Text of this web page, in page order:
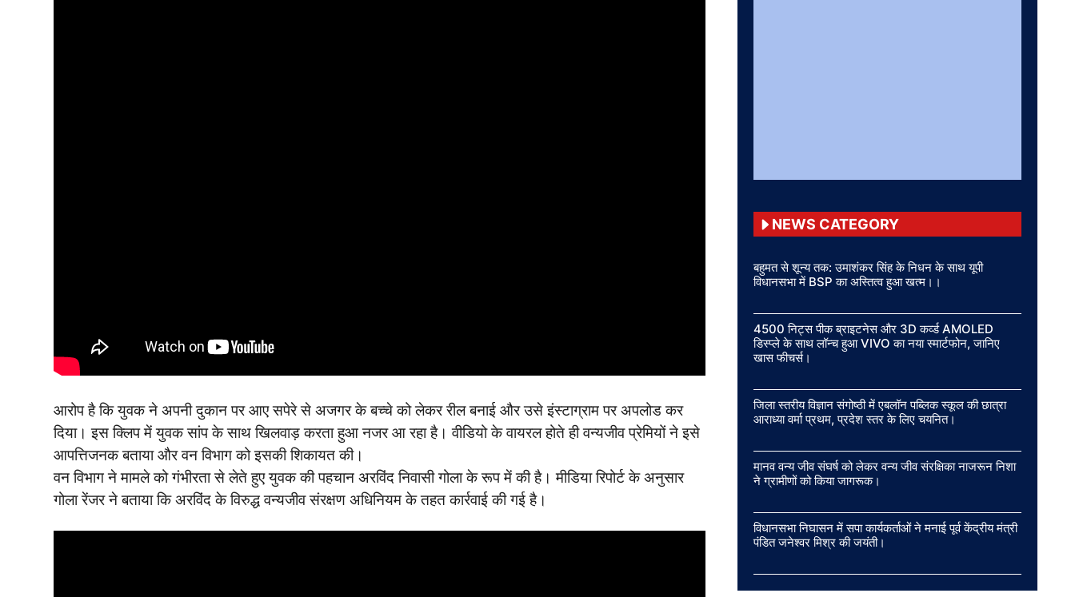
आरोप है कि युवक ने अपनी दुकान पर आए सपेरे से अजगर के बच्चे को लेकर रील बनाई और उसे इंस्टाग्राम पर अपलोड कर
दिया। इस क्लिप में युवक सांप के साथ खिलवाड़ करता हुआ नजर आ रहा है। वीडियो के वायरल होते ही वन्यजीव प्रेमियों ने इसे
आपत्तिजनक बताया और वन विभाग को इसकी शिकायत की।
वन विभाग ने मामले को गंभीरता से लेते हुए युवक की पहचान अरविंद निवासी गोला के रूप में की है। मीडिया रिपोर्ट के अनुसार
गोला रेंजर ने बताया कि अरविंद के विरुद्ध वन्यजीव संरक्षण अधिनियम के तहत कार्रवाई की गई है।
NEWS CATEGORY
बहुमत से शून्य तक: उमाशंकर सिंह के निधन के साथ यूपी
विधानसभा में BSP का अस्तित्व हुआ खत्म।।
4500 निट्स पीक ब्राइटनेस और 3D कर्व्ड AMOLED
डिस्प्ले के साथ लॉन्च हुआ VIVO का नया स्मार्टफोन, जानिए
खास फीचर्स।
जिला स्तरीय विज्ञान संगोष्ठी में एबलॉन पब्लिक स्कूल की छात्रा
आराध्या वर्मा प्रथम, प्रदेश स्तर के लिए चयनित।
मानव वन्य जीव संघर्ष को लेकर वन्य जीव संरक्षिका नाजरून निशा
ने ग्रामीणों को किया जागरूक।
विधानसभा निघासन में सपा कार्यकर्ताओं ने मनाई पूर्व केंद्रीय मंत्री
पंडित जनेश्वर मिश्र की जयंती।